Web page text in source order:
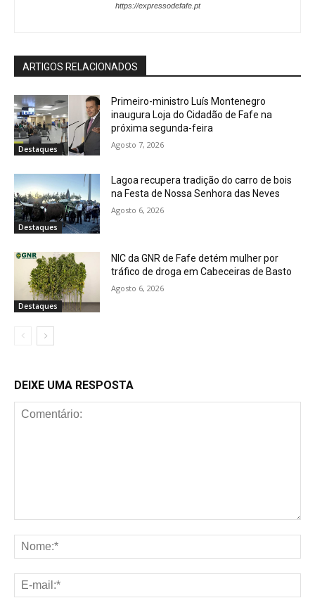
https://expressodefafe.pt
ARTIGOS RELACIONADOS
Destaques
Primeiro-ministro Luís Montenegro
inaugura Loja do Cidadão de Fafe na
próxima segunda-feira
Agosto 7, 2026
Destaques
Lagoa recupera tradição do carro de bois
na Festa de Nossa Senhora das Neves
Agosto 6, 2026
Destaques
NIC da GNR de Fafe detém mulher por
tráfico de droga em Cabeceiras de Basto
Agosto 6, 2026
DEIXE UMA RESPOSTA